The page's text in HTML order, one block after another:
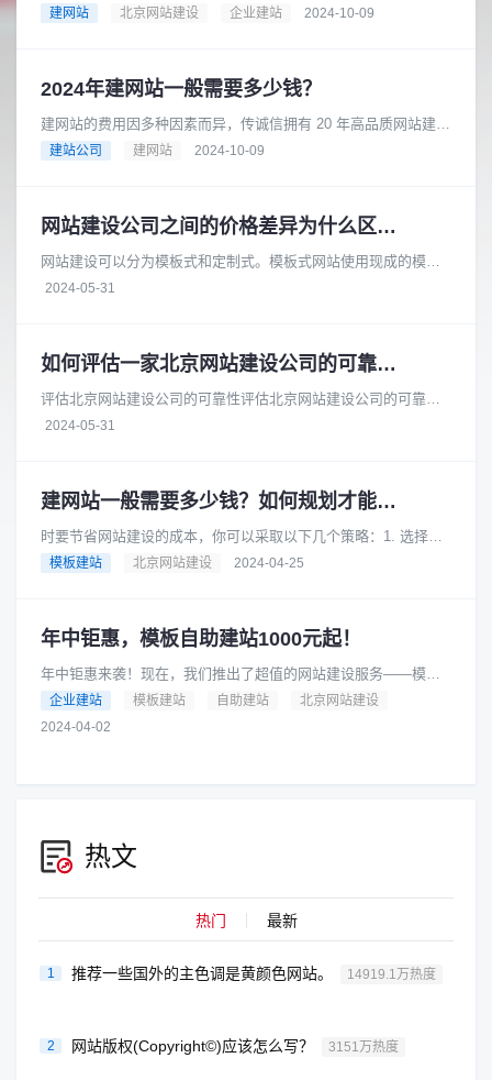
在互联网时代，消费者在产品研究、查询地点和营业时间等方面
建网站 北京网站建设 企业建站 2024-10-09
2024年建网站一般需要多少钱？
建网站的费用因多种因素而异，传诚信拥有 20 年高品质网站建设
经验，是成熟可靠的网络品牌建设合作伙伴。在长期的发展过程
建站公司 建网站 2024-10-09
网站建设公司之间的价格差异为什么区别大
网站建设可以分为模板式和定制式。模板式网站使用现成的模板
进行搭建，成本较低，适合小型企业或个体户。而定制式网站则
2024-05-31
如何评估一家北京网站建设公司的可靠性和安全性
评估北京网站建设公司的可靠性评估北京网站建设公司的可靠性
时，您可以从以下几个方面进行考察：项目经验：查看公司的官
2024-05-31
建网站一般需要多少钱？如何规划才能节省成本？
时要节省网站建设的成本，你可以采取以下几个策略：1. 选择合
适的网站类型根据你的业务需求和预算，选择适合你的网站类
模板建站 北京网站建设 2024-04-25
年中钜惠，模板自助建站1000元起！
年中钜惠来袭！现在，我们推出了超值的网站建设服务——模板
自助建站，只需1000元起！是的，你没有听错，只要1000元，就
可以拥有一个专业的网......
企业建站 模板建站 自助建站
北京网站建设
2024-04-02
热文
热门 最新
1 推荐一些国外的主色调是黄颜色网站。 14919.1万热度
2 网站版权(Copyright©)应该怎么写？ 3151万热度